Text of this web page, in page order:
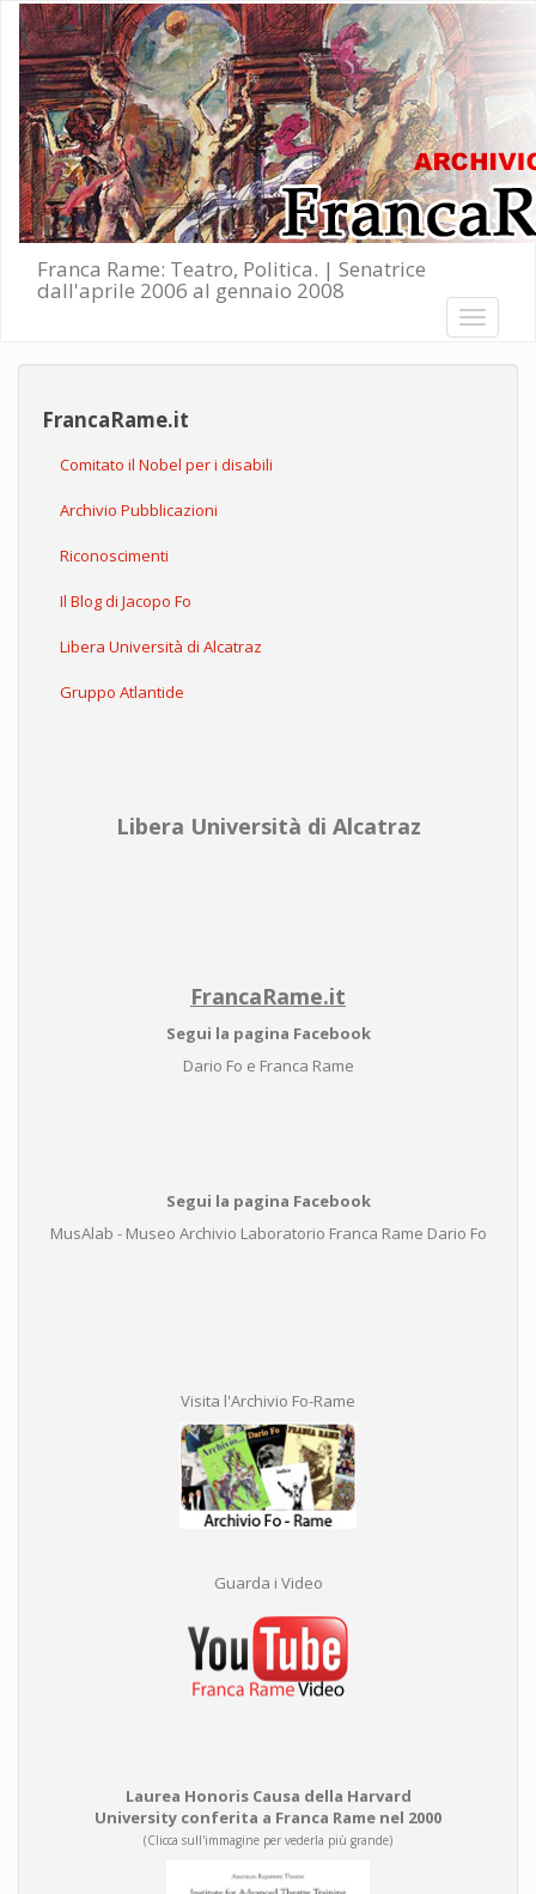
Salta al contenuto principale
Franca Rame: Teatro, Politica. | Senatrice
dall'aprile 2006 al gennaio 2008
Toggle
FrancaRame.it
Comitato il Nobel per i disabili
Archivio Pubblicazioni
Riconoscimenti
Il Blog di Jacopo Fo
Libera Università di Alcatraz
Gruppo Atlantide
Libera Università di Alcatraz
FrancaRame.it
Segui la pagina Facebook
Dario Fo e Franca Rame
Segui la pagina Facebook
MusAlab - Museo Archivio Laboratorio Franca Rame Dario Fo
Visita l'Archivio Fo-Rame
Guarda i Video
Laurea Honoris Causa della Harvard
University conferita a Franca Rame nel 2000
(Clicca sull'immagine per vederla più grande)